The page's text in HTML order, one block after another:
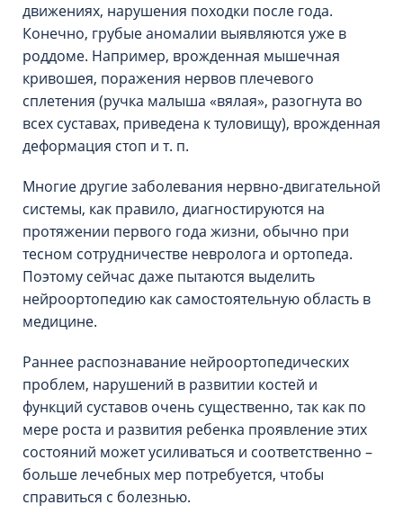
движениях, нарушения походки после года.
Конечно, грубые аномалии выявляются уже в
роддоме. Например, врожденная мышечная
кривошея, поражения нервов плечевого
сплетения (ручка малыша «вялая», разогнута во
всех суставах, приведена к туловищу), врожденная
деформация стоп и т. п.
Многие другие заболевания нервно-двигательной
системы, как правило, диагностируются на
протяжении первого года жизни, обычно при
тесном сотрудничестве невролога и ортопеда.
Поэтому сейчас даже пытаются выделить
нейроортопедию как самостоятельную область в
медицине.
Раннее распознавание нейроортопедических
проблем, нарушений в развитии костей и
функций суставов очень существенно, так как по
мере роста и развития ребенка проявление этих
состояний может усиливаться и соответственно –
больше лечебных мер потребуется, чтобы
справиться с болезнью.